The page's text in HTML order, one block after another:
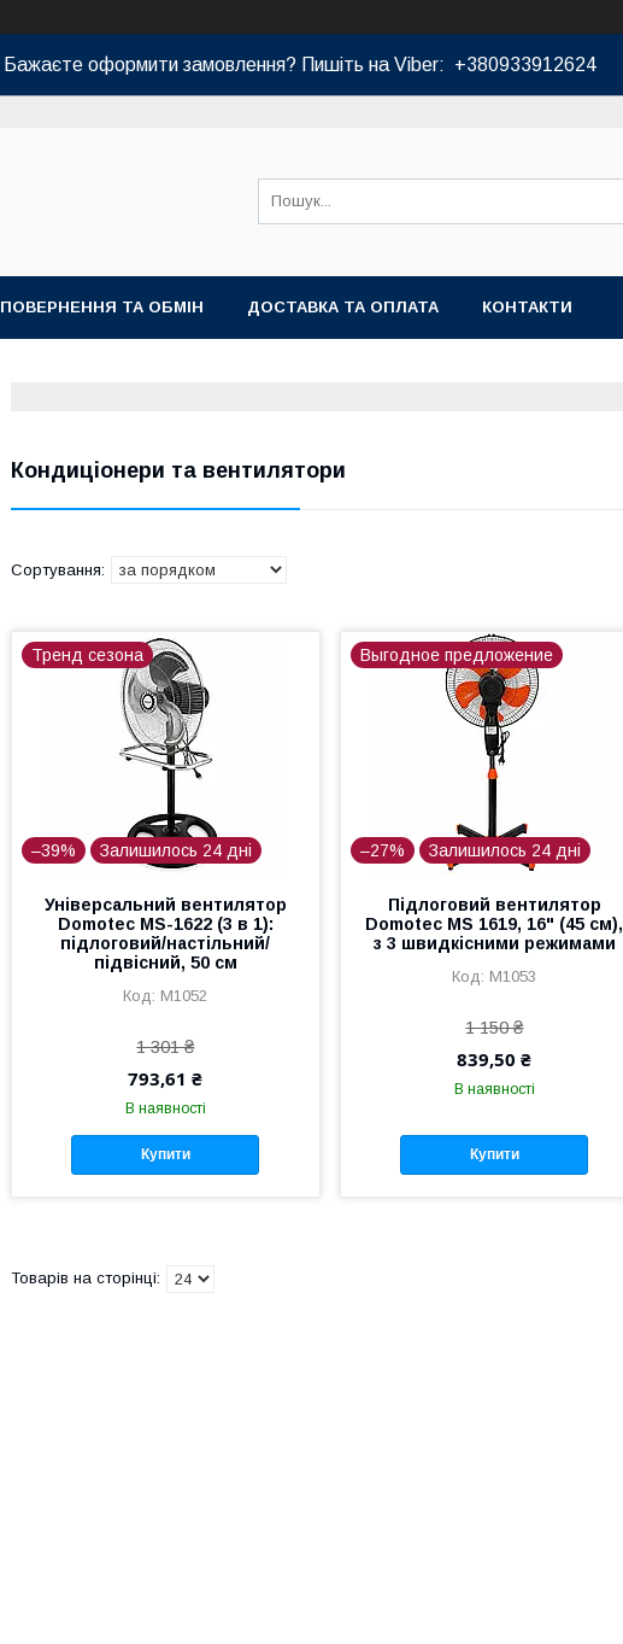
Бажаєте оформити замовлення? Пишіть на Viber: +380933912624
ПОВЕРНЕННЯ ТА ОБМІН ДОСТАВКА ТА ОПЛАТА КОНТАКТИ
Кондиціонери та вентилятори
Тренд сезона
–39% Залишилось 24 дні
Універсальний вентилятор
Domotec MS-1622 (3 в 1):
підлоговий/настільний/
підвісний, 50 см
M1052
1 301 ₴
793,61 ₴
В наявності
Купити
Выгодное предложение
–27% Залишилось 24 дні
Підлоговий вентилятор
Domotec MS 1619, 16" (45 см),
з 3 швидкісними режимами
M1053
1 150 ₴
839,50 ₴
В наявності
Купити